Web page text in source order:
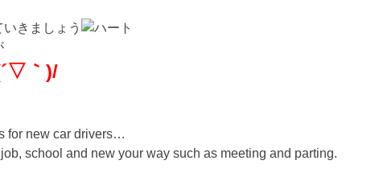
きましょう
｀)/
for new car drivers…
school and new your way such as meeting and parting.